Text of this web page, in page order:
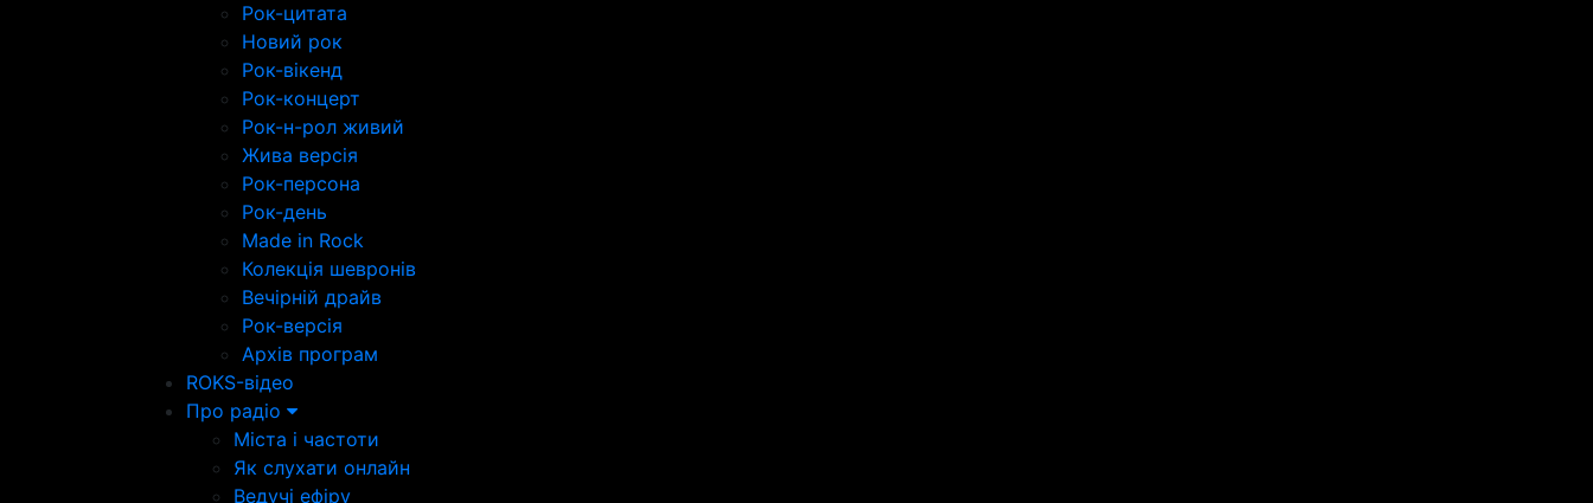
Рок-цитата
Новий рок
Рок-вікенд
Рок-концерт
Рок-н-рол живий
Жива версія
Рок-персона
Рок-день
Made in Rock
Колекція шевронів
Вечірній драйв
Рок-версія
Архів програм
ROKS-відео
Про радіо
Міста і частоти
Як слухати онлайн
Ведучі ефіру